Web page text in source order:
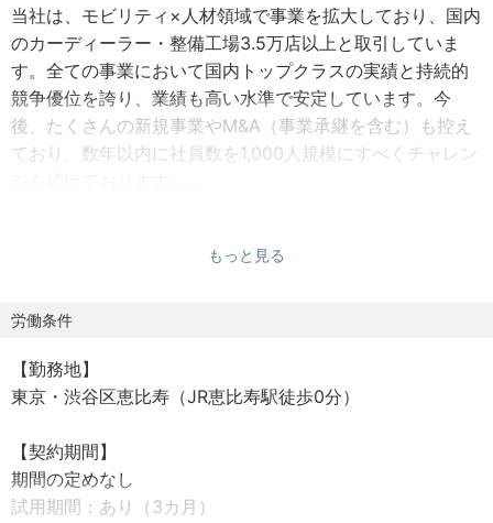
当社は、モビリティ×人材領域で事業を拡大しており、国内
のカーディーラー・整備工場3.5万店以上と取引していま
す。全ての事業において国内トップクラスの実績と持続的
競争優位を誇り、業績も高い水準で安定しています。今
後、たくさんの新規事業やM&A（事業承継を含む）も控え
ており、数年以内に社員数を1,000人規模にすべくチャレン
①モビリティ/メカニック専門 総合人材サービス事業（求
②外国籍人材サービス事業（採用・教育・管理）
④出張整備事業（業務委託・請負・スポット）
⑤整備工場向け 環境整備事業
⑦トレーニングセンター、職業訓練機関、専門高等学校の
運営事業（インドネシア）
⑧整備工場運営事業
もっと見る
労働条件
【勤務地】
東京・渋谷区恵比寿（JR恵比寿駅徒歩0分）
【契約期間】
期間の定めなし
試用期間：あり（3カ月）